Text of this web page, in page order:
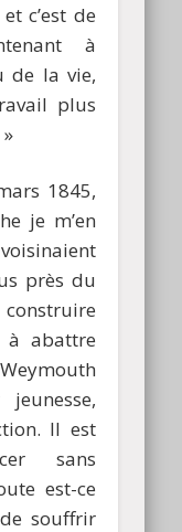
c’est de
à
de la vie,
plus
1845,
je m’en
près du
à abattre
Il est
sans
est-ce
souffrir